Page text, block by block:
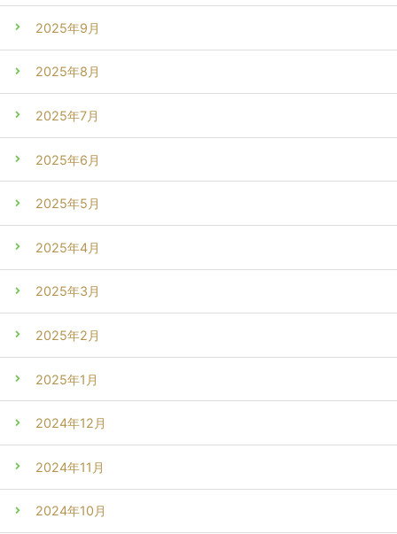
2025年9月
2025年8月
2025年7月
2025年6月
2025年5月
2025年4月
2025年3月
2025年2月
2025年1月
2024年12月
2024年11月
2024年10月